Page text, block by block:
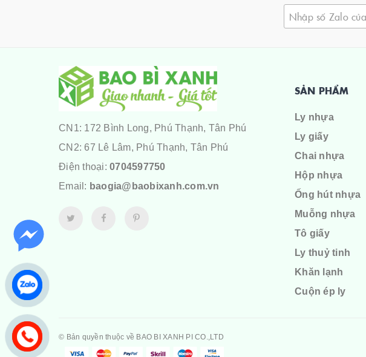
CN1: 172 Bình Long, Phú Thạnh, Tân Phú
CN2: 67 Lê Lâm, Phú Thạnh, Tân Phú
Điện thoại: 0704597750
Email: baogia@baobixanh.com.vn
SẢN PHẨM
Ly nhựa
Ly giấy
Chai nhựa
Hộp nhựa
Ống hút nhựa
Muỗng nhựa
Tô giấy
Ly thuỷ tinh
Khăn lạnh
Cuộn ép ly
© Bản quyền thuộc về BAO BI XANH PI CO.,LTD